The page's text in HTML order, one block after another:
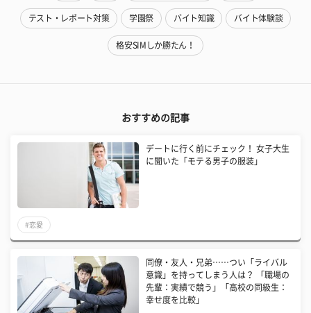
テスト・レポート対策 学園祭 バイト知識 バイト体験談
格安SIMしか勝たん！
おすすめの記事
デートに行く前にチェック！ 女子大生
に聞いた「モテる男子の服装」
#恋愛
同僚・友人・兄弟……つい「ライバル
意識」を持ってしまう人は？ 「職場の
先輩：実績で競う」「高校の同級生：
幸せ度を比較」